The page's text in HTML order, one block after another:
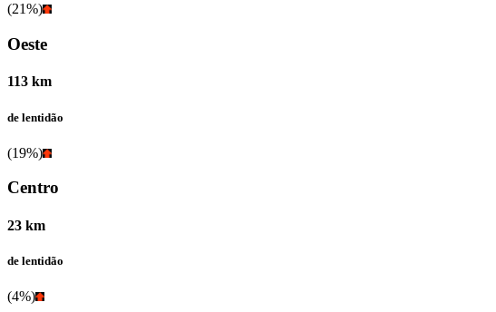
(21%)
Oeste
113 km
de lentidão
(19%)
Centro
23 km
de lentidão
(4%)